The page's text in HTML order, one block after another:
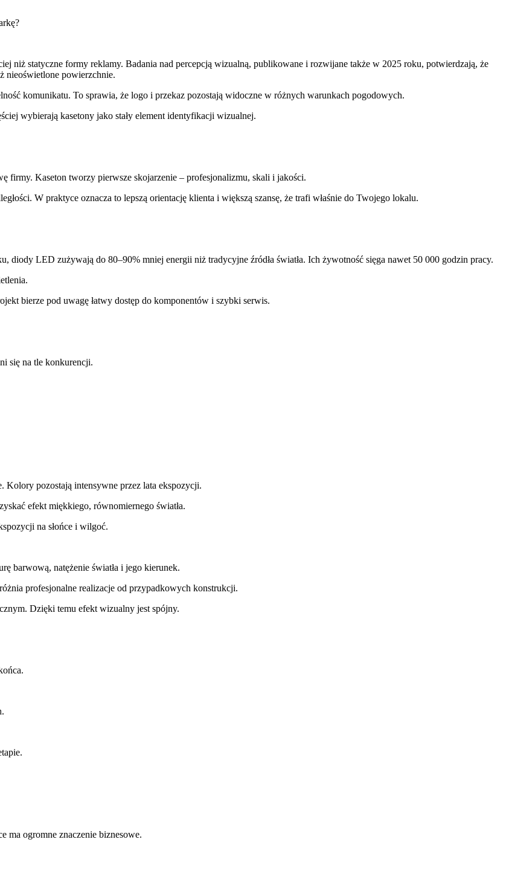
niż statyczne formy reklamy. Badania nad percepcją wizualną, publikowane i rozwijane także w 2025 roku, potwierdzają, że
nieoświetlone powierzchnie.
komunikatu. To sprawia, że logo i przekaz pozostają widoczne w różnych warunkach pogodowych.
wybierają kasetony jako stały element identyfikacji wizualnej.
firmy. Kaseton tworzy pierwsze skojarzenie – profesjonalizmu, skali i jakości.
W praktyce oznacza to lepszą orientację klienta i większą szansę, że trafi właśnie do Twojego lokalu.
LED zużywają do 80–90% mniej energii niż tradycyjne źródła światła. Ich żywotność sięga nawet 50 000 godzin pracy.
bierze pod uwagę łatwy dostęp do komponentów i szybki serwis.
się na tle konkurencji.
pozostają intensywne przez lata ekspozycji.
efekt miękkiego, równomiernego światła.
na słońce i wilgoć.
barwową, natężenie światła i jego kierunek.
profesjonalne realizacje od przypadkowych konstrukcji.
Dzięki temu efekt wizualny jest spójny.
ma ogromne znaczenie biznesowe.